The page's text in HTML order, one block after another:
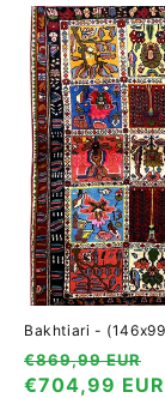
Bakhtiari -
Normaler
Preis
€869,99 EUR
€704,99 EUR